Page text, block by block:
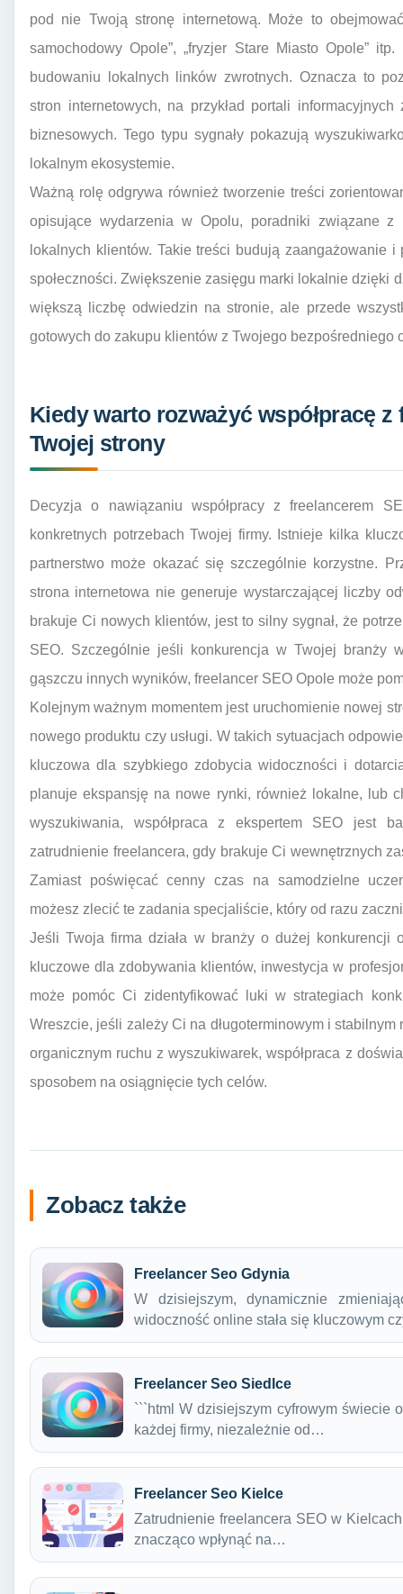
pod nie Twoją stronę internetową. Może to
samochodowy Opole”, „fryzjer Stare Miasto Opole”
budowaniu lokalnych linków zwrotnych. Oznacza to
stron internetowych, na przykład portali
biznesowych. Tego typu sygnały pokazują
lokalnym ekosystemie.
Ważną rolę odgrywa również tworzenie treści
opisujące wydarzenia w Opolu, poradniki związane
lokalnych klientów. Takie treści budują zaangażowanie
społeczności. Zwiększenie zasięgu marki lokalnie dzięki
większą liczbę odwiedzin na stronie, ale przede
gotowych do zakupu klientów z Twojego bezpośredniego
Kiedy warto rozważyć współpracę z
Twojej strony
Decyzja o nawiązaniu współpracy z freelancerem
konkretnych potrzebach Twojej firmy. Istnieje kilka
partnerstwo może okazać się szczególnie korzystne.
strona internetowa nie generuje wystarczającej liczby
brakuje Ci nowych klientów, jest to silny sygnał, że
SEO. Szczególnie jeśli konkurencja w Twojej
gąszczu innych wyników, freelancer SEO Opole może
Kolejnym ważnym momentem jest uruchomienie nowej
nowego produktu czy usługi. W takich sytuacjach
kluczowa dla szybkiego zdobycia widoczności i
planuje ekspansję na nowe rynki, również lokalne, lub
wyszukiwania, współpraca z ekspertem SEO jest
zatrudnienie freelancera, gdy brakuje Ci wewnętrznych
Zamiast poświęcać cenny czas na samodzielne
możesz zlecić te zadania specjaliście, który od razu
Jeśli Twoja firma działa w branży o dużej konkurencji
kluczowe dla zdobywania klientów, inwestycja w
może pomóc Ci zidentyfikować luki w strategiach
Wreszcie, jeśli zależy Ci na długoterminowym i
organicznym ruchu z wyszukiwarek, współpraca z
sposobem na osiągnięcie tych celów.
Zobacz także
Freelancer Seo Gdynia
W dzisiejszym, dynamicznie
widoczność online stała się kluczowym
Freelancer Seo Siedlce
```html W dzisiejszym cyfrowym świecie
każdej firmy, niezależnie od…
Freelancer Seo Kielce
Zatrudnienie freelancera SEO w
znacząco wpłynąć na…